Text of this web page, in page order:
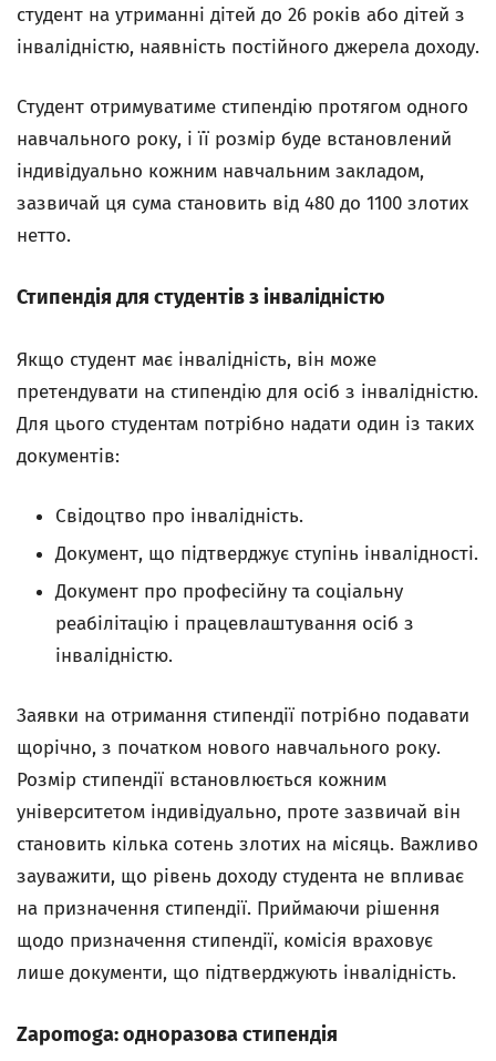
студент на утриманні дітей до 26 років або дітей з
інвалідністю, наявність постійного джерела доходу.
Студент отримуватиме стипендію протягом одного
навчального року, і її розмір буде встановлений
індивідуально кожним навчальним закладом,
зазвичай ця сума становить від 480 до 1100 злотих
нетто.
Стипендія для студентів з інвалідністю
Якщо студент має інвалідність, він може
претендувати на стипендію для осіб з інвалідністю.
Для цього студентам потрібно надати один із таких
документів:
Свідоцтво про інвалідність.
Документ, що підтверджує ступінь інвалідності.
Документ про професійну та соціальну
реабілітацію і працевлаштування осіб з
інвалідністю.
Заявки на отримання стипендії потрібно подавати
щорічно, з початком нового навчального року.
Розмір стипендії встановлюється кожним
університетом індивідуально, проте зазвичай він
становить кілька сотень злотих на місяць. Важливо
зауважити, що рівень доходу студента не впливає
на призначення стипендії. Приймаючи рішення
щодо призначення стипендії, комісія враховує
лише документи, що підтверджують інвалідність.
Zapomoga: одноразова стипендія